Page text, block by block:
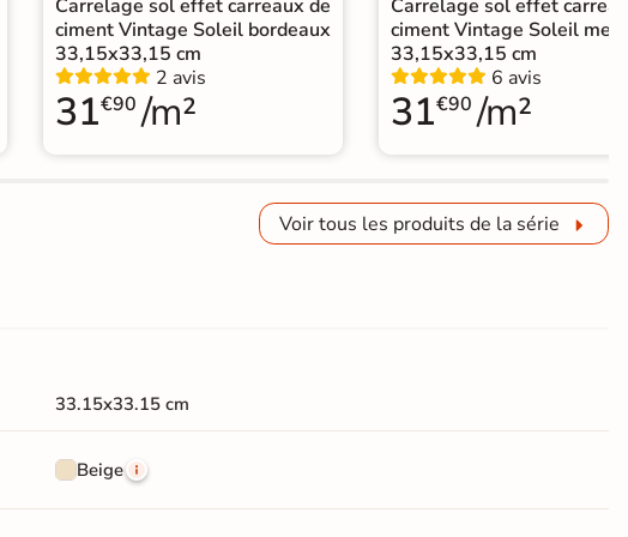
Carrelage sol effet carreaux de
ciment Vintage Soleil bordeaux
33,15x33,15 cm
2 avis
31€90 /m²
Carrelage sol effet
ciment Vintage Soleil
33,15x33,15 cm
6 avis
31€90 /m²
Voir tous les produits de la série
33.15x33.15 cm
Beige